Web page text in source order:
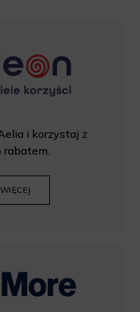
i korzystaj z
rabatem.